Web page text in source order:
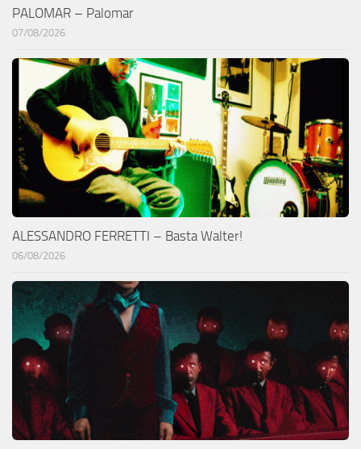
PALOMAR – Palomar
07/08/2026
ALESSANDRO FERRETTI – Basta Walter!
06/08/2026